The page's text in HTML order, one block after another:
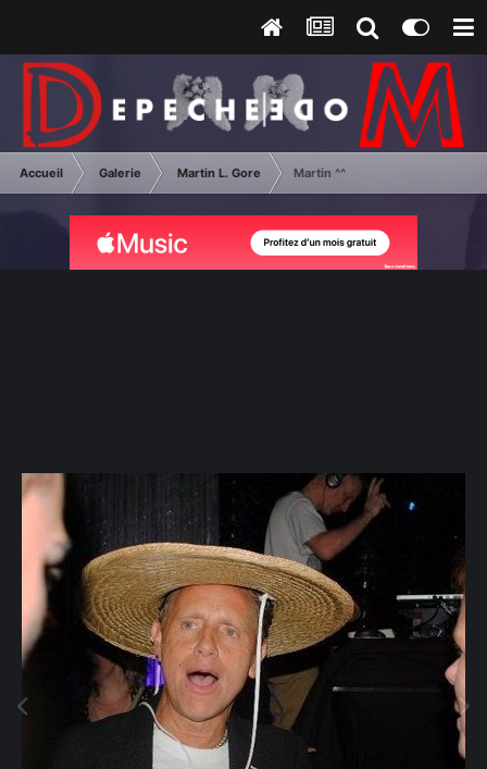
Accueil Galerie Martin L. Gore Martin ^^